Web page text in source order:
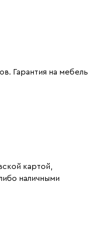
Гарантия на мебель
картой,
наличными